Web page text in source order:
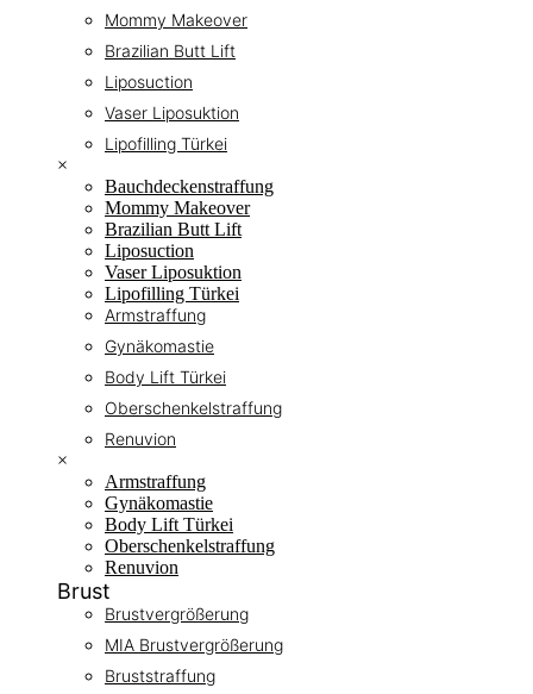
Mommy Makeover
Brazilian Butt Lift
Liposuction
Vaser Liposuktion
Lipofilling Türkei
×
Bauchdeckenstraffung
Mommy Makeover
Brazilian Butt Lift
Liposuction
Vaser Liposuktion
Lipofilling Türkei
Armstraffung
Gynäkomastie
Body Lift Türkei
Oberschenkelstraffung
Renuvion
×
Armstraffung
Gynäkomastie
Body Lift Türkei
Oberschenkelstraffung
Renuvion
Brust
Brustvergrößerung
MIA Brustvergrößerung
Bruststraffung